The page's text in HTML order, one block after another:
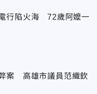
行陷火海 72歲阿嬤一
案 高雄市議員范織欽